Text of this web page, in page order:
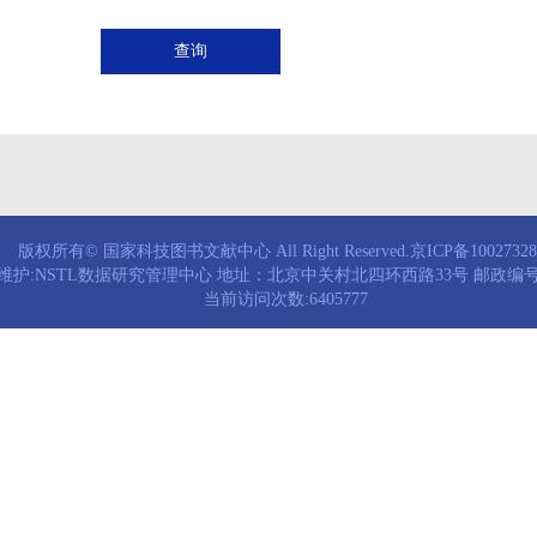
查询
版权所有© 国家科技图书文献中心 All Right Reserved.京ICP备
护:NSTL数据研究管理中心 地址：北京中关村北四环西路33号 邮政编
当前访问次数:6405777